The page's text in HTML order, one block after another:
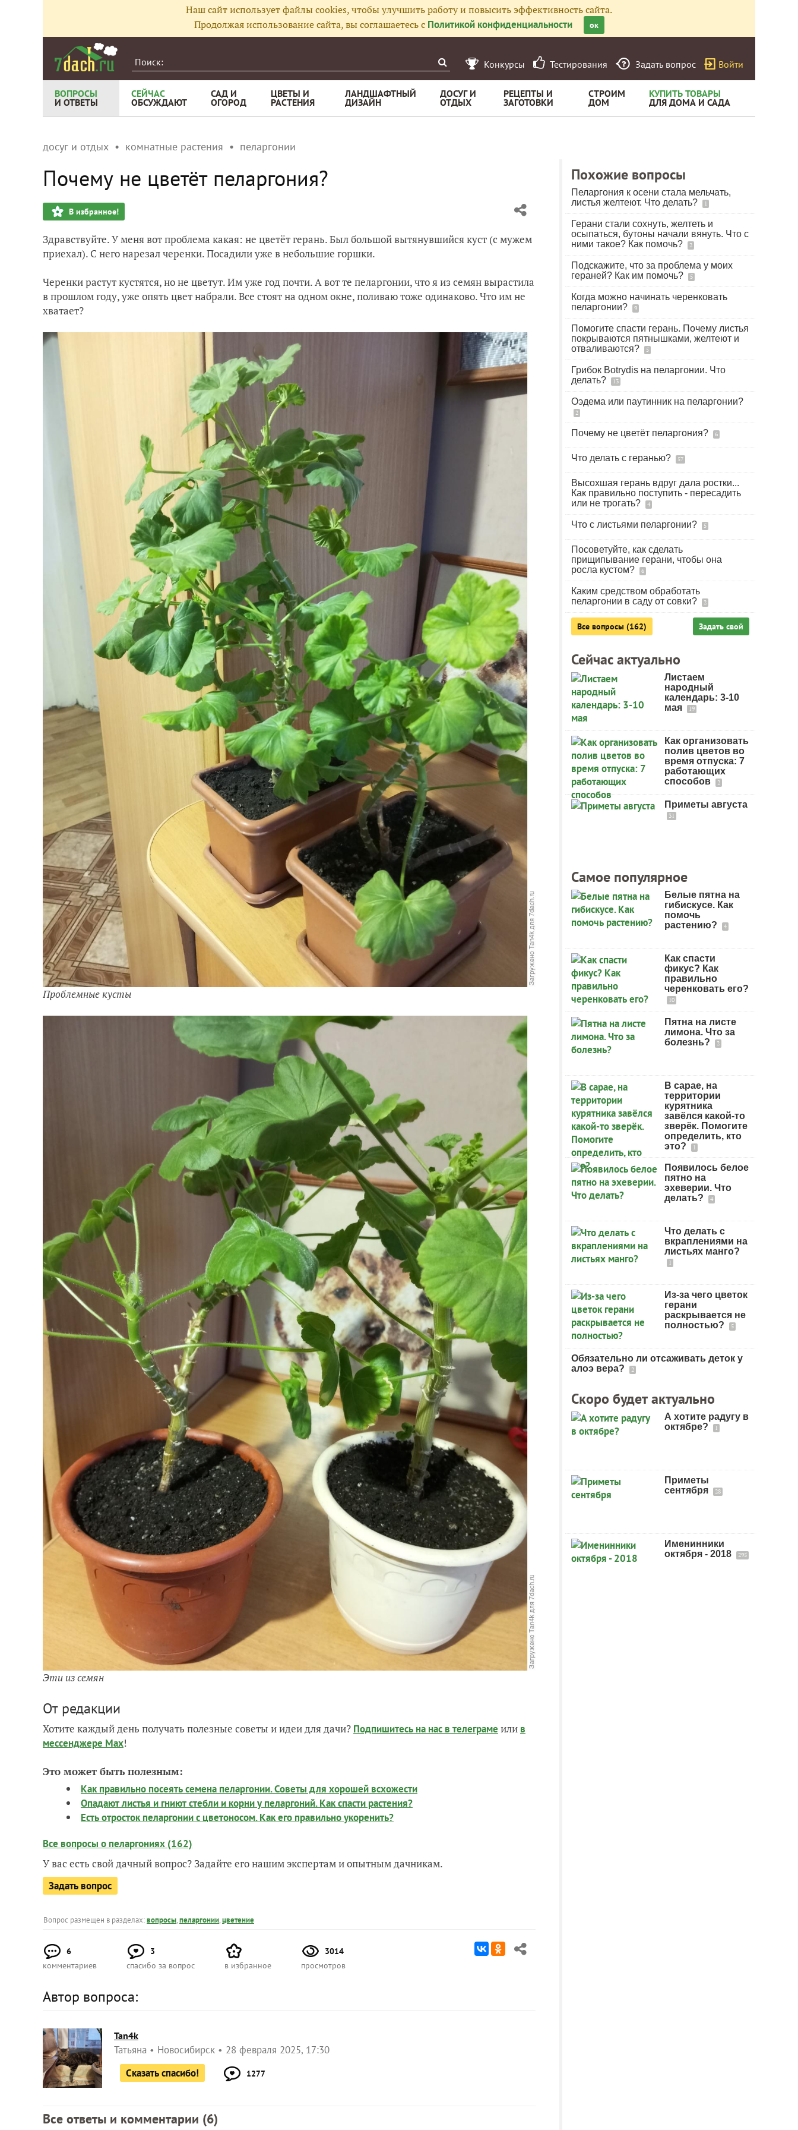
Наш сайт использует файлы cookies, чтобы улучшить работу и повысить эффективность сайта.
Продолжая использование сайта, вы соглашаетесь с Политикой конфиденциальности ок
Конкурсы Тестирования Задать вопрос Войти
ВОПРОСЫ
И ОТВЕТЫ
СЕЙЧАС
ОБСУЖДАЮТ
САД И
ОГОРОД
ЦВЕТЫ И
РАСТЕНИЯ
ЛАНДШАФТНЫЙ
ДИЗАЙН
ДОСУГ И
ОТДЫХ
РЕЦЕПТЫ И
ЗАГОТОВКИ
СТРОИМ
ДОМ
КУПИТЬ ТОВАРЫ
ДЛЯ ДОМА И САДА
досуг и отдых комнатные растения пеларгонии
Почему не цветёт пеларгония?
В избранное!
Здравствуйте. У меня вот проблема какая: не цветёт герань. Был большой вытянувшийся куст (с мужем
приехал). С него нарезал черенки. Посадили уже в небольшие горшки.
Черенки растут кустятся, но не цветут. Им уже год почти. А вот те пеларгонии, что я из семян вырастила
в прошлом году, уже опять цвет набрали. Все стоят на одном окне, поливаю тоже одинаково. Что им не
хватает?
Проблемные кусты
Эти из семян
От редакции
Хотите каждый день получать полезные советы и идеи для дачи? Подпишитесь на нас в телеграме или в
мессенджере Max!
Это может быть полезным:
Как правильно посеять семена пеларгонии. Советы для хорошей всхожести
Опадают листья и гниют стебли и корни у пеларгоний. Как спасти растения?
Есть отросток пеларгонии с цветоносом. Как его правильно укоренить?
Все вопросы о пеларгониях (162)
У вас есть свой дачный вопрос? Задайте его нашим экспертам и опытным дачникам.
Задать вопрос
Вопрос размещен в разделах:вопросы,пеларгонии,цветение
6
комментариев
3
спасибо за вопрос
в избранное
3014
просмотров
Автор вопроса:
Tan4k
Татьяна Новосибирск
28 февраля 2025, 17:30
Сказать спасибо!
1277
Все ответы и комментарии (6)
Похожие вопросы
Пеларгония к осени стала мельчать,
листья желтеют. Что делать?
1
Герани стали сохнуть, желтеть и
осыпаться, бутоны начали вянуть. Что с
ними такое? Как помочь?
2
Подскажите, что за проблема у моих
гераней? Как им помочь?
5
Когда можно начинать черенковать
пеларгонии?
9
Помогите спасти герань. Почему листья
покрываются пятнышками, желтеют и
отваливаются?
5
Грибок Botrydis на пеларгонии. Что
делать?
13
Оэдема или паутинник на пеларгонии?
2
Почему не цветёт пеларгония? 6
Что делать с геранью? 57
Высохшая герань вдруг дала ростки...
Как правильно поступить - пересадить
или не трогать?
4
Что с листьями пеларгонии? 5
Посоветуйте, как сделать
прищипывание герани, чтобы она
росла кустом?
6
Каким средством обработать
пеларгонии в саду от совки?
2
Все вопросы (162) Задать свой
Сейчас актуально
Листаем
народный
календарь: 3-10
мая
19
Как организовать
полив цветов во
время отпуска: 7
работающих
способов
2
Приметы августа
31
Самое популярное
Белые пятна на
гибискусе. Как
помочь
растению?
4
Как спасти
фикус? Как
правильно
черенковать его?
10
Пятна на листе
лимона. Что за
болезнь?
2
В сарае, на
территории
курятника
завёлся какой-то
зверёк. Помогите
определить, кто
это?
1
Появилось белое
пятно на
эхеверии. Что
делать?
4
Что делать с
вкраплениями на
листьях манго?
1
Из-за чего цветок
герани
раскрывается не
полностью?
5
Обязательно ли отсаживать деток у
алоэ вера?
2
Скоро будет актуально
А хотите радугу в
октябре?
1
Приметы
сентября
28
Именинники
октября - 2018
295